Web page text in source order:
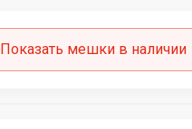
Показать мешки в наличии